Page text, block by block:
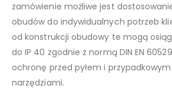
zamówienie możliwe jest
obudów do indywidualnych potrzeb
od konstrukcji obudowy te mogą
do IP 40 zgodnie z normą DIN EN
ochronę przed pyłem i
narzędziami.